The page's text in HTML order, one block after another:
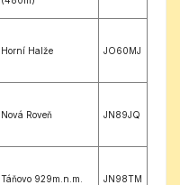
Horní Halže JO60MJ
Nová Roveň JN89JQ
Táňovo 929m.n.m. JN98TM